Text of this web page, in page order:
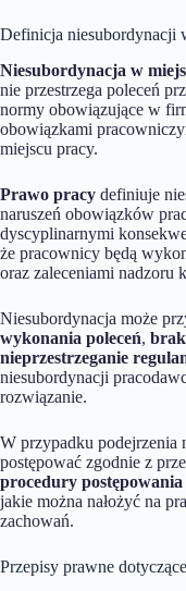
Definicja niesubordynacji
Niesubordynacja w
nie przestrzega poleceń
normy obowiązujące w
obowiązkami
miejscu pracy.
Prawo pracy definiuje
naruszeń obowiązków
dyscyplinarnymi
że pracownicy będą
oraz zaleceniami nadzoru
Niesubordynacja może
wykonania poleceń,
nieprzestrzeganie
niesubordynacji
rozwiązanie.
W przypadku podejrzenia
postępować zgodnie z
procedury
jakie można nałożyć na
zachowań.
Przepisy prawne